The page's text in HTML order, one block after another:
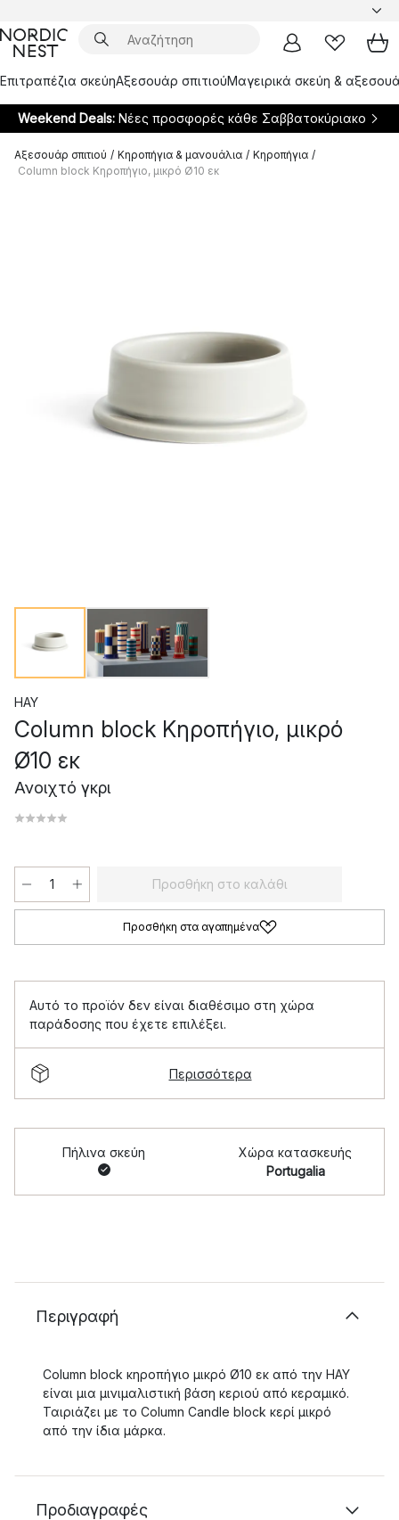
Επιτραπέζια σκεύηΑξεσουάρ σπιτιούΜαγειρικά σκεύη &
Weekend Deals: Νέες προσφορές κάθε Σαββατοκύριακο
Αξεσουάρ σπιτιού / Κηροπήγια & μανουάλια / Κηροπήγια /
Column block Κηροπήγιο, μικρό Ø10 εκ
HAY
Column block Κηροπήγιο, μικρό
Ø10 εκ
Ανοιχτό γκρι
Προσθήκη στο καλάθι
Προσθήκη στα αγαπημένα
Αυτό το προϊόν δεν είναι διαθέσιμο στη χώρα
παράδοσης που έχετε επιλέξει.
Περισσότερα
Πήλινα σκεύη
Χώρα κατασκευής
Portugalia
Περιγραφή
Column block κηροπήγιο μικρό Ø10 εκ από την HAY
είναι μια μινιμαλιστική βάση κεριού από κεραμικό.
Ταιριάζει με το Column Candle block κερί μικρό
από την ίδια μάρκα.
Προδιαγραφές